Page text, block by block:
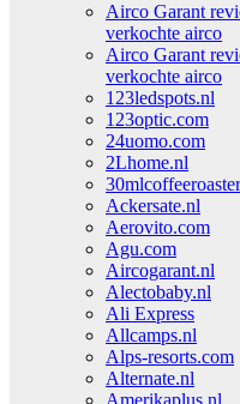
Airco Garant
verkochte airco
Airco Garant
verkochte airco
123ledspots.nl
123optic.com
24uomo.com
2Lhome.nl
Ackersate.nl
Aerovito.com
Agu.com
Aircogarant.nl
Alectobaby.nl
Ali Express
Allcamps.nl
Alps-resorts.com
Alternate.nl
Amerikaplus.nl